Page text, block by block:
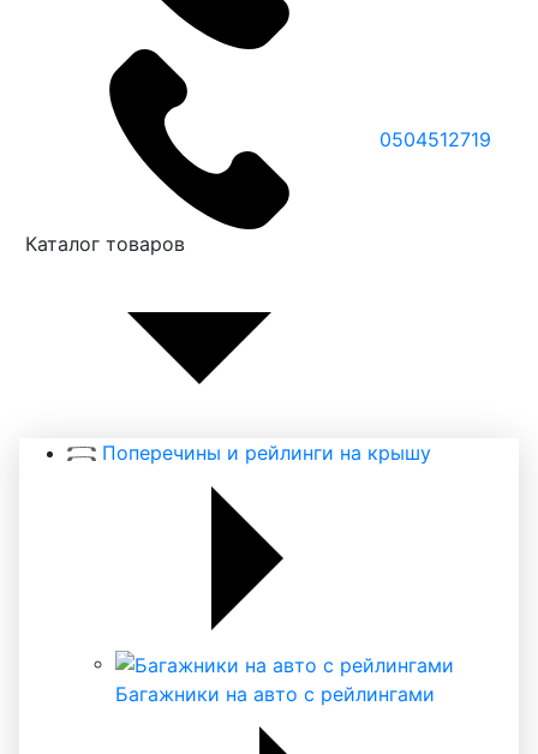
0504512719
Каталог товаров
Поперечины и рейлинги на крышу
Багажники на авто с рейлингами